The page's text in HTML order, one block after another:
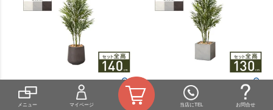
フェイクグリーン×プランター
フェイクグリーン×プランター
メニュー マイページ 当店にTEL お問合せ